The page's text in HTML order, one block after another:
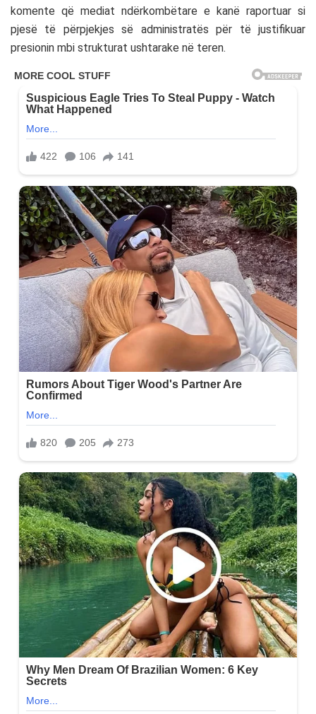
komente që mediat ndërkombëtare e kanë raportuar si
pjesë të përpjekjes së administratës për të justifikuar
presionin mbi strukturat ushtarake në teren.